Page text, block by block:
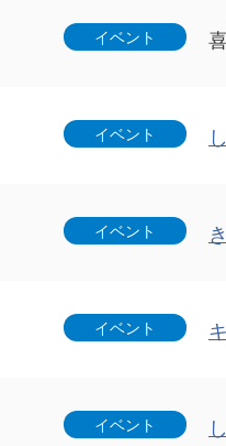
イベント
イベント
イベント
イベント
イベント